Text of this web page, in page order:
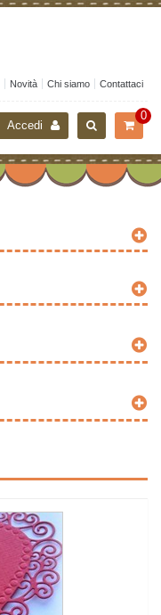
Novità Chi siamo Contattaci
0
Accedi